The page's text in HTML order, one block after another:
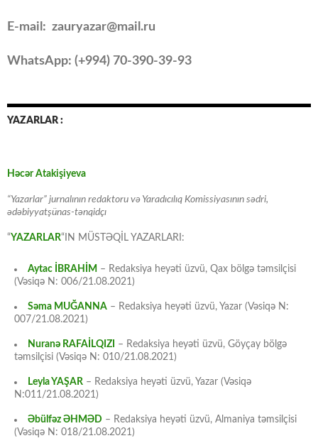
E-mail: zauryazar@mail.ru
WhatsApp: (+994) 70-390-39-93
YAZARLAR :
Həcər Atakişiyeva
“Yazarlar” jurnalının redaktoru və Yaradıcılıq Komissiyasının sədri,
ədəbiyyatşünas-tənqidçı
“YAZARLAR“IN MÜSTƏQİL YAZARLARI:
Aytac İBRAHİM – Redaksiya heyəti üzvü, Qax bölgə təmsilçisi
(Vəsiqə N: 006/21.08.2021)
Səma MUĞANNA – Redaksiya heyəti üzvü, Yazar (Vəsiqə N:
007/21.08.2021)
Nuranə RAFAİLQIZI
– Redaksiya heyəti üzvü, Göyçay bölgə
təmsilçisi (Vəsiqə N: 010/21.08.2021)
Leyla YAŞAR – Redaksiya heyəti üzvü, Yazar (Vəsiqə
N:011/21.08.2021)
Əbülfəz ƏHMƏD – Redaksiya heyəti üzvü, Almaniya təmsilçisi
(Vəsiqə N: 018/21.08.2021)